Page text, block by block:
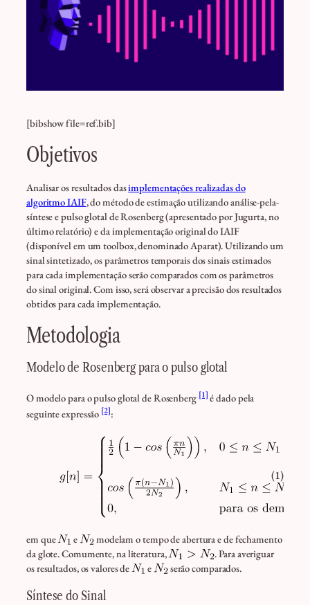
[bibshow file=ref.bib]
Objetivos
Analisar os resultados dasimplementações realizadas do
algoritmo IAIF, do método de estimação utilizando análise-pela-
síntese e pulso glotal de Rosenberg (apresentado por Jugurta, no
último relatório) e da implementação original do IAIF
(disponível em um toolbox, denominado Aparat). Utilizando um
sinal sintetizado, os parâmetros temporais dos sinais estimados
para cada implementação serão comparados com os parâmetros
do sinal original. Com isso, será observar a precisão dos resultados
obtidos para cada implementação.
Metodologia
Modelo de Rosenberg para o pulso glotal
O modelo para o pulso glotal de Rosenberg[1]é dado pela
seguinte expressão [2]:
(1)
em que e
modelam o tempo de abertura e de fechamento
da glote. Comumente, na literatura,
. Para averiguar
os resultados, os valores de
e serão comparados.
Síntese do Sinal